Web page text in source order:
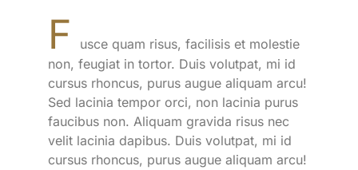
F
usce quam risus, facilisis et molestie
non, feugiat in tortor. Duis volutpat, mi id
cursus rhoncus, purus augue aliquam arcu!
Sed lacinia tempor orci, non lacinia purus
faucibus non. Aliquam gravida risus nec
velit lacinia dapibus. Duis volutpat, mi id
cursus rhoncus, purus augue aliquam arcu!